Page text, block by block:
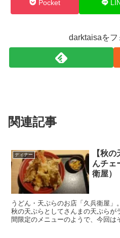
Pocket
darktaisaをフ
関連記事
ディナー
【秋
んチェ
衛屋）
うどん・天ぷらのお店「久兵衛屋」
秋の天ぷらとしてさんまの天ぷらが
間限定のメニューのようで、今回は